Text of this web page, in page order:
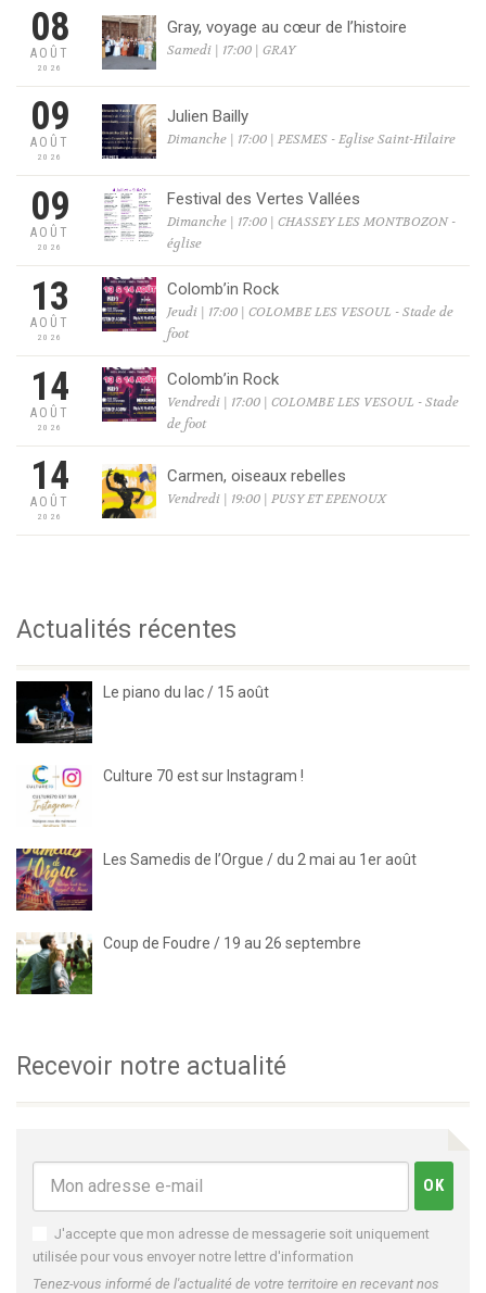
08
AOÛT
2026
Gray, voyage au cœur de l’histoire
Samedi | 17:00 | GRAY
09
AOÛT
2026
Julien Bailly
Dimanche | 17:00 | PESMES - Eglise Saint-Hilaire
09
AOÛT
2026
Festival des Vertes Vallées
Dimanche | 17:00 | CHASSEY LES MONTBOZON -
église
13
AOÛT
2026
Colomb’in Rock
Jeudi | 17:00 | COLOMBE LES VESOUL - Stade de
foot
14
AOÛT
2026
Colomb’in Rock
Vendredi | 17:00 | COLOMBE LES VESOUL - Stade
de foot
14
AOÛT
2026
Carmen, oiseaux rebelles
Vendredi | 19:00 | PUSY ET EPENOUX
Actualités récentes
Le piano du lac / 15 août
Culture 70 est sur Instagram !
Les Samedis de l’Orgue / du 2 mai au 1er août
Coup de Foudre / 19 au 26 septembre
Recevoir notre actualité
J'accepte que mon adresse de messagerie soit uniquement
utilisée pour vous envoyer notre lettre d'information
Tenez-vous informé de l'actualité de votre territoire en recevant nos